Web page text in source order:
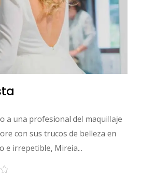
a una profesional del maquillaje
con sus trucos de belleza en
e irrepetible, Mireia...